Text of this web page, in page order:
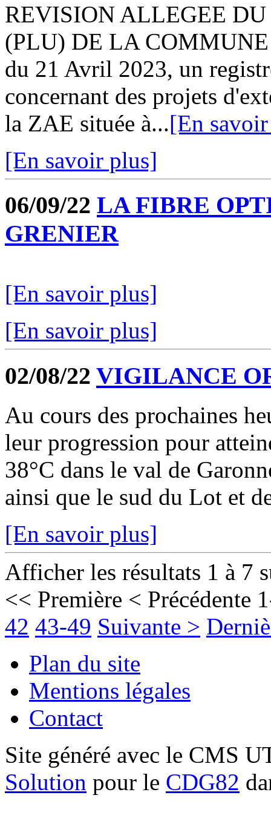
REVISION ALLEGEE
(PLU) DE LA
du 21 Avril 2023, un
concernant des projets
la ZAE située à...[En
[En savoir plus]
06/09/22 LA FIBRE
GRENIER
[En savoir plus]
[En savoir plus]
02/08/22 VIGILANCE
Au cours des prochaines
leur progression pour
38°C dans le val de
ainsi que le sud du Lot et
[En savoir plus]
Afficher les résultats 1 à 7
<< Première < Précédente
42 43-49 Suivante >
Plan du site
Mentions légales
Contact
Site généré avec le CMS
Solution pour le CDG82